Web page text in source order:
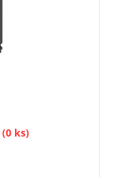
(0 ks)